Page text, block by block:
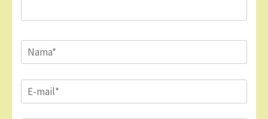
Name*
Email*